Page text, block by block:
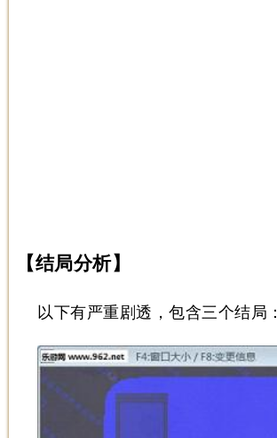
【结局分析】
以下有严重剧透，包含三个结局：